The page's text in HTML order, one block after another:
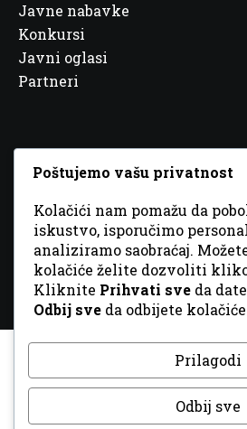
Javne nabavke
Konkursi
Javni oglasi
Partneri
© 2026 Sva prava zadržana.
Poštujemo vašu privatnost
Kolačići nam pomažu da
iskustvo, isporučimo
analiziramo saobraćaj.
kolačiće želite dozvoliti
Kliknite Prihvati sve da
Odbij sve da odbijete
Prilagodi
Odbij sve